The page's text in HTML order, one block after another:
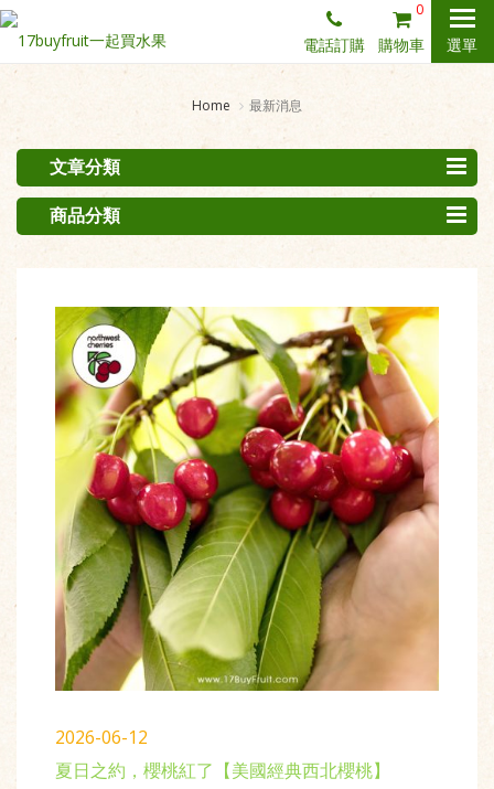
選單
電話訂購
0
購物車
Home 最新消息
文章分類
商品分類
2026-06-12
夏日之約，櫻桃紅了【美國經典西北櫻桃】